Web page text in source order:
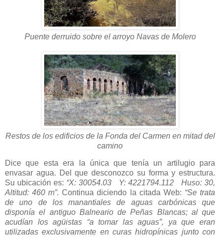
Puente derruido sobre el arroyo Navas de Molero
Restos de los edificios de la Fonda del Carmen en mitad del
camino
Dice que esta era la única que tenía un artilugio para
envasar agua. Del que desconozco su forma y estructura.
Su ubicación es: “X: 30054.03 Y: 4221794.112 Huso: 30,
Altitud: 460 m”.Continua diciendo la citada Web: “Se trata
de uno de los manantiales de aguas carbónicas que
disponía el antiguo Balneario de Peñas Blancas; al que
acudían los agüistas “a tomar las aguas”, ya que eran
utilizadas exclusivamente en curas hidropínicas junto con